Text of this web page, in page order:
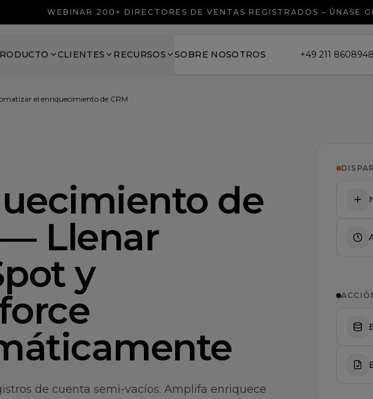
WEBINAR 200+ DIRECTORES DE VENTAS REGISTRADOS – ÚNASE
CLIENTES RECURSOS SOBRE NOSOTROS +49 211
el enriquecimiento de CRM
de
Llenar
y
de cuenta semi-vacíos. Amplifa enriquece